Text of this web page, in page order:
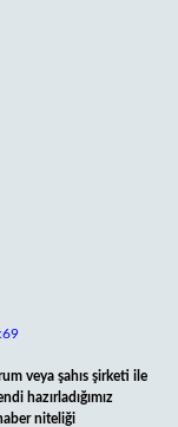
veya şahıs şirketi ile
hazırladığımız
niteliği